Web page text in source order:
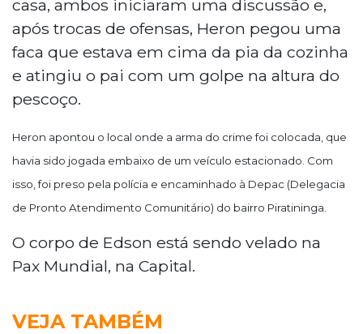
casa, ambos iniciaram uma discussão e,
após trocas de ofensas, Heron pegou uma
faca que estava em cima da pia da cozinha
e atingiu o pai com um golpe na altura do
pescoço.
Heron apontou o local onde a arma do crime foi colocada, que
havia sido jogada embaixo de um veículo estacionado. Com
isso, foi preso pela polícia e encaminhado à Depac (Delegacia
de Pronto Atendimento Comunitário) do bairro Piratininga.
O corpo de Edson está sendo velado na
Pax Mundial, na Capital.
VEJA TAMBÉM